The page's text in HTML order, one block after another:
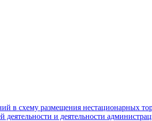
в схему размещения нестационарных
деятельности и деятельности